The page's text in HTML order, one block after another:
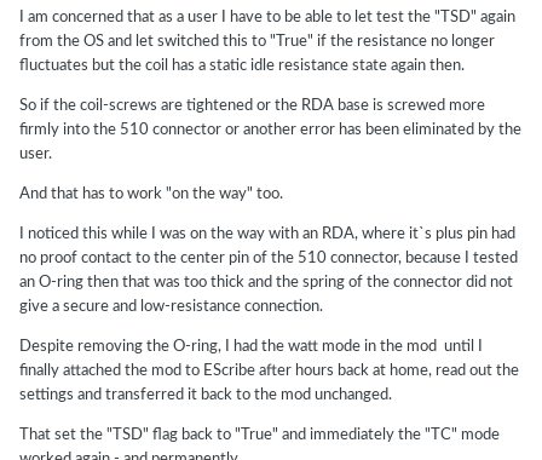
I am concerned that as a user I have to be able to let test the "TSD" again
from the OS and let switched this to "True" if the resistance no longer
fluctuates but the coil has a static idle resistance state again then.
So if the coil-screws are tightened or the RDA base is screwed more
firmly into the 510 connector or another error has been eliminated by the
user.
And that has to work "on the way" too.
I noticed this while I was on the way with an RDA, where it`s plus pin had
no proof contact to the center pin of the 510 connector, because I tested
an O-ring then that was too thick and the spring of the connector did not
give a secure and low-resistance connection.
Despite removing the O-ring, I had the watt mode in the mod until I
finally attached the mod to EScribe after hours back at home, read out the
settings and transferred it back to the mod unchanged.
That set the "TSD" flag back to "True" and immediately the "TC" mode